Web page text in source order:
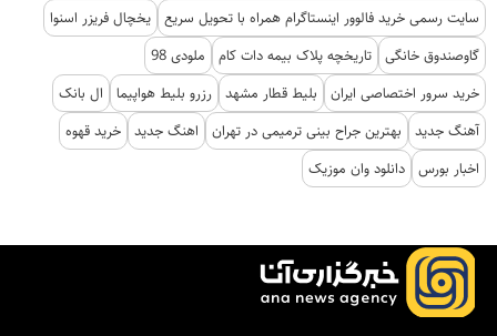
سایت رسمی خرید فالوور اینستاگرام همراه با تحویل سریع یخچال فریزر اسنوا
گاوصندوق خانگی تاریخچه پلاک بیمه دات کام
ملودی 98
خرید سرور اختصاصی ایران
بلیط قطار مشهد رزرو بلیط هواپیما
ال بانک
آهنگ جدید
بهترین جراح بینی ترمیمی در تهران اهنگ جدید خرید قهوه
اخبار بورس دانلود وان موزیک